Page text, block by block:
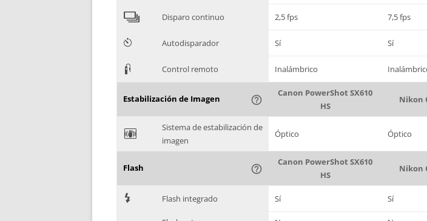
4 Disparo continuo 2,5 fps 7,5 fps
6 Autodisparador Sí Sí
3 Control remoto Inalámbrico
Estabilización de Imagen help_outline
Canon PowerShot SX610
HS
Nikon
F
Sistema de estabilización de
imagen
Óptico Óptico
Flash help_outline
Canon PowerShot SX610
HS
Nikon
7 Flash integrado Sí Sí